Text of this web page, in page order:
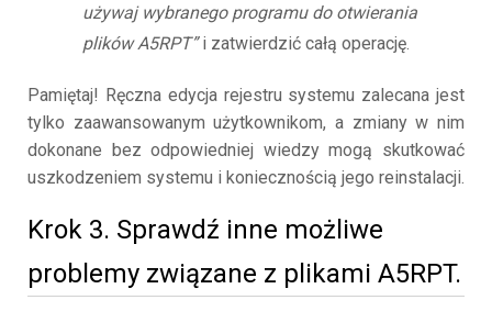
używaj wybranego programu do otwierania
plików A5RPT”i zatwierdzić całą operację.
Pamiętaj! Ręczna edycja rejestru systemu zalecana jest
tylko zaawansowanym użytkownikom, a zmiany w nim
dokonane bez odpowiedniej wiedzy mogą skutkować
uszkodzeniem systemu i koniecznością jego reinstalacji.
Krok 3. Sprawdź inne możliwe
problemy związane z plikami A5RPT.